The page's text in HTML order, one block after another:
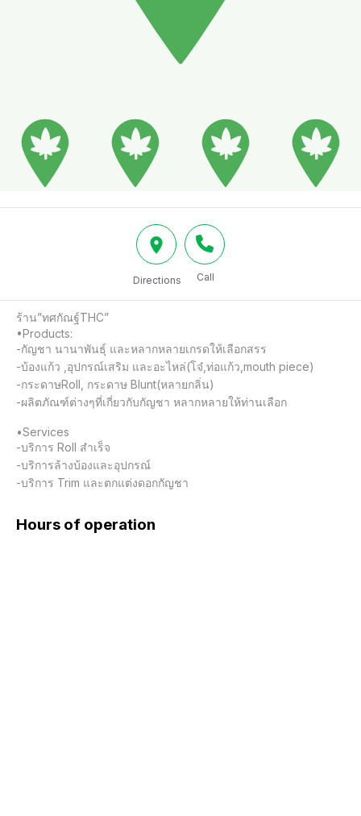
Directions Call
ร้าน”ทศกัณฐ์THC”
•Products:
-กัญชา นานาพันธุ์ และหลากหลายเกรดให้เลือกสรร
-บ้องแก้ว ,อุปกรณ์เสริม และอะไหล่(โจ๋,ท่อแก้ว,mouth piece)
-กระดาษRoll, กระดาษ Blunt(หลายกลิ่น)
-ผลิตภัณฑ์ต่างๆที่เกี่ยวกับกัญชา หลากหลายให้ท่านเลือก
•Services
-บริการ Roll สำเร็จ
-บริการล้างบ้องและอุปกรณ์
-บริการ Trim และตกแต่งดอกกัญชา
Hours of operation